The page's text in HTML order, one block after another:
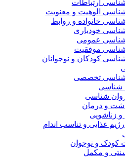
ارتباطات
الوهیت و معنویت
خانواده و روابط
خودیاری
عمومی
موفقیت
کودکان و نوجوانان
شناسی تخصصی
شناسی
شناسی
و درمان
و زناشویی
غذایی و تناسب اندام
کودک و نوجوان
و مکمل